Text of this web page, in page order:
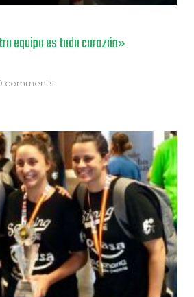
equipo es todo corazón»
comments